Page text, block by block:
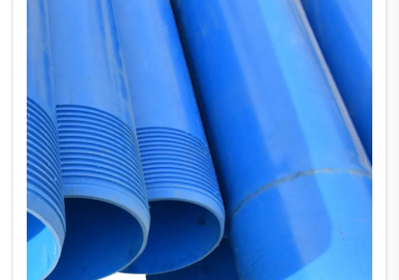
Auswirkungen des Klimawandels die Städte...